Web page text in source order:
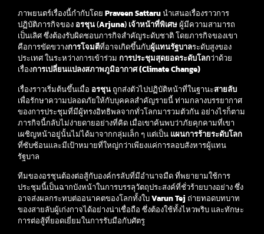
ภาพยนตร์เรื่องนี้กำกับโดย Praveen Sattaruนำเสนอเรื่องราวการ
ปฏิบัติภารกิจของ อรชุน(Arjuna) เจ้าหน้าที่พิเศษผู้มีความสามารถ
เป็นเลิศ ซึ่งต้องรับผิดชอบภารกิจสำคัญระดับชาติ โดยภารกิจของเขา
คือการขัดขวางการโจมตีที่อาจเกิดขึ้นกับผู้แทนรัฐบาลระดับสูงของ
ประเทศ ในระหว่างการเข้าร่วม การประชุมสุดยอดระดับโลกว่าด้วย
เรื่องการเปลี่ยนแปลงสภาพภูมิอากาศ (Climate Change)
เรื่องราวเริ่มต้นขึ้นเมื่อ อรชุน ถูกส่งตัวไปปฏิบัติหน้าที่ในฐานะสายลับ
เพื่อรักษาความปลอดภัยให้กับบุคคลสำคัญรายนี้ ท่ามกลางบรรยากาศ
ของการประชุมที่มีผู้ทรงอิทธิพลจากทั่วโลกมารวมตัวกัน อย่างไรก็ตาม
ภารกิจนี้กลับไม่ง่ายดายอย่างที่คิด เมื่อเขาค้นพบว่าภัยคุกคามที่เขา
เผชิญหน้าอยู่นั้นไม่ได้มาจากกลุ่มเล็ก ๆ แต่เป็น แผนการร้ายระดับโลก
ที่ซับซ้อนและมีเป้าหมายที่ใหญ่กว่าเพียงแค่การลอบสังหารผู้แทน
รัฐบาล
ทีมของอรชุนต้องต่อสู้กับองค์กรลับที่มีอำนาจมืด ที่พยายามใช้การ
ประชุมนี้เป็นฉากบังหน้าในการบรรลุวัตถุประสงค์ที่ชั่วร้ายบางอย่าง ซึ่ง
อาจส่งผลกระทบต่ออนาคตของโลกทั้งใบVarun Tej ถ่ายทอดบทบาท
ของสายลับผู้เก่งกาจได้อย่างน่าเชื่อถือ ซึ่งต้องใช้ทั้งไหวพริบ และทักษะ
การต่อสู้ที่ยอดเยี่ยมในการรับมือกับศัตรู